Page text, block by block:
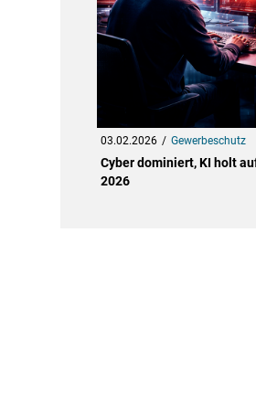
03.02.2026 Gewerbeschutz
Cyber dominiert, KI holt
2026